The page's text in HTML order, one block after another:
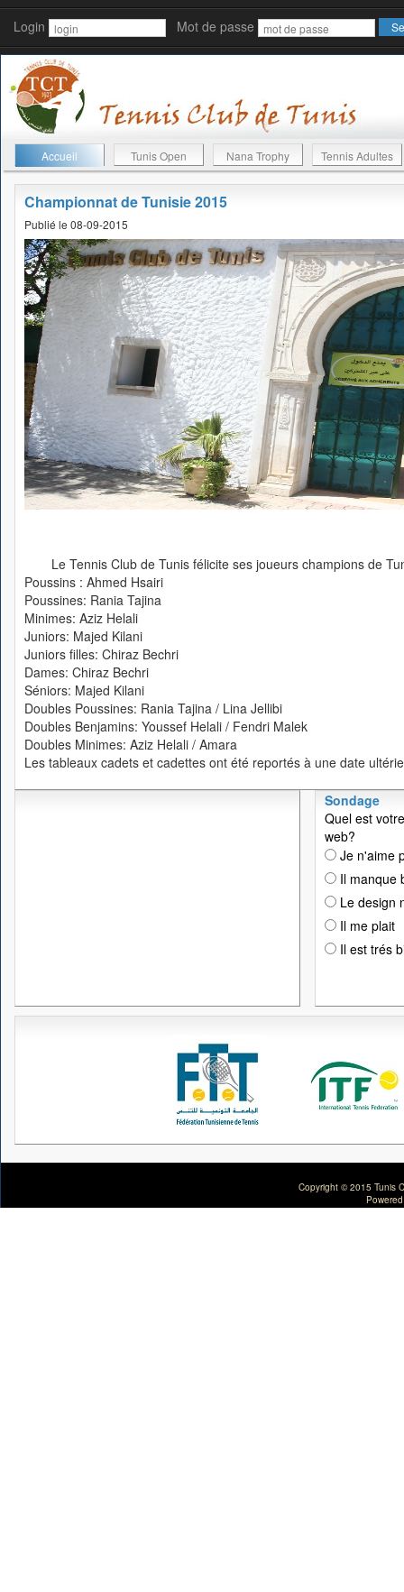
Login Mot de passe
Accueil Tunis Open Nana Trophy Tennis Adultes
Championnat de Tunisie 2015
Publié le 08-09-2015
Le Tennis Club de Tunis félicite ses joueurs champions de
Poussins : Ahmed Hsairi
Poussines: Rania Tajina
Minimes: Aziz Helali
Juniors: Majed Kilani
Juniors filles: Chiraz Bechri
Dames: Chiraz Bechri
Séniors: Majed Kilani
Doubles Poussines: Rania Tajina / Lina Jellibi
Doubles Benjamins: Youssef Helali / Fendri Malek
Doubles Minimes: Aziz Helali / Amara
Les tableaux cadets et cadettes ont été reportés à une date
Sondage
Quel est
web?
Je n'aime
Il manque
Le design
Il me plait
Il est trés
Copyright © 2015 Tunis